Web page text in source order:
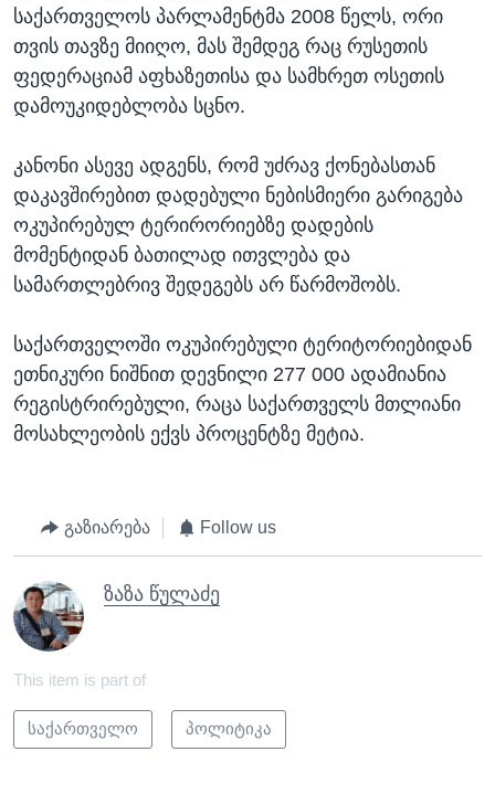
საქართველოს პარლამენტმა 2008 წელს, ორი
თვის თავზე მიიღო, მას შემდეგ რაც რუსეთის
ფედერაციამ აფხაზეთისა და სამხრეთ ოსეთის
დამოუკიდებლობა სცნო.
კანონი ასევე ადგენს, რომ უძრავ ქონებასთან
დაკავშირებით დადებული ნებისმიერი გარიგება
ოკუპირებულ ტერირორიებზე დადების
მომენტიდან ბათილად ითვლება და
სამართლებრივ შედეგებს არ წარმოშობს.
საქართველოში ოკუპირებული ტერიტორიებიდან
ეთნიკური ნიშნით დევნილი 277 000 ადამიანია
რეგისტრირებული, რაცა საქართველს მთლიანი
მოსახლეობის ექვს პროცენტზე მეტია.
გაზიარება Follow us
ზაზა წულაძე
This item is part of
საქართველო პოლიტიკა